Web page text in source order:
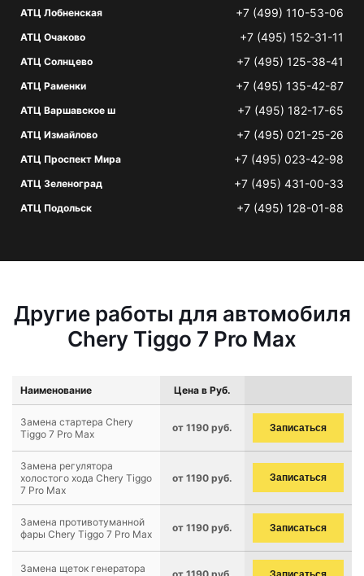
АТЦ Лобненская +7 (499) 110-53-06
АТЦ Очаково +7 (495) 152-31-11
АТЦ Солнцево +7 (495) 125-38-41
АТЦ Раменки +7 (495) 135-42-87
АТЦ Варшавское ш +7 (495) 182-17-65
АТЦ Измайлово +7 (495) 021-25-26
АТЦ Проспект Мира +7 (495) 023-42-98
АТЦ Зеленоград +7 (495) 431-00-33
АТЦ Подольск +7 (495) 128-01-88
Другие работы для автомобиля
Chery Tiggo 7 Pro Max
Наименование Цена в Руб.
Замена стартера Chery
Tiggo 7 Pro Max
от 1190 руб. Записаться
Замена регулятора
холостого хода Chery Tiggo
7 Pro Max
от 1190 руб. Записаться
Замена противотуманной
фары Chery Tiggo 7 Pro Max
от 1190 руб. Записаться
Замена щеток генератора